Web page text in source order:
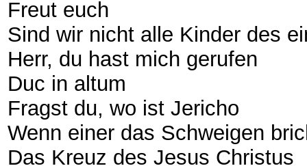
Freut euch
Sind wir nicht alle Kinder des
Herr, du hast mich gerufen
Duc in altum
Fragst du, wo ist Jericho
Wenn einer das Schweigen
Das Kreuz des Jesus Christus